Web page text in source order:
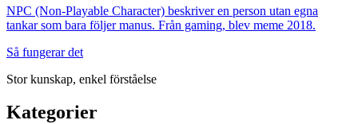
NPC (Non-Playable Character) beskriver en person utan egna
tankar som bara följer manus. Från gaming, blev meme 2018.
Så fungerar det
Stor kunskap, enkel förståelse
Kategorier